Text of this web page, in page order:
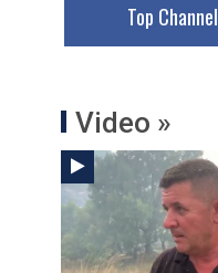
Top Channel
Video »